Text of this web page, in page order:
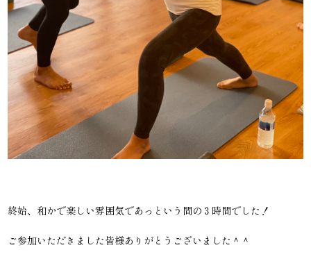
終始、和かで楽しい雰囲気であっという間の３時間でした！
ご参加いただきました皆様ありがとうございました＾＾